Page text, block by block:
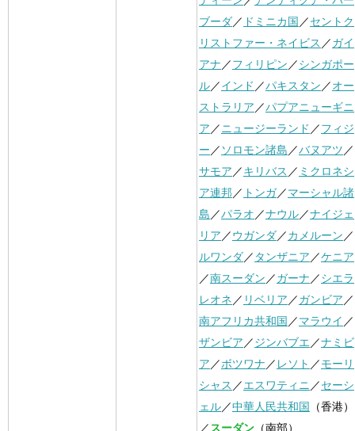
ブーダ／ ドミニカ国 ／セントク
リストファー・ネイビス ／ガイ
アナ ／フィリピン ／シンガポー
ル／インド ／パキスタン ／オー
ストラリア ／パプアニューギニ
ア ／ニュージーランド ／フィジ
ー ／ ソロモン諸島 ／バヌアツ ／
サモア ／キリバス ／ ミクロネシ
ア連邦／ トンガ／マーシャル諸
島 ／パラオ ／ナウル／ナイジェ
リア ／ウガンダ／カメルーン ／
ルワンダ／ タンザニア ／ケニア
／南スーダン ／ガーナ ／シエラ
レオネ ／ リベリア ／ガンビア ／
南アフリカ共和国 ／マラウイ ／
ザンビア ／ジンバブエ ／ナミビ
ア ／ボツワナ ／ レソト ／モーリ
シャス ／エスワティニ ／セーシ
ェル／中華人民共和国
（香港）
／ スーダン （南部）